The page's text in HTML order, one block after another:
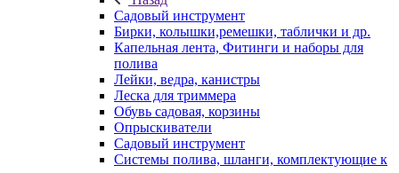
Садовый инструмент
Бирки, колышки,ремешки, таблички и др.
Капельная лента, Фитинги и наборы для
полива
Лейки, ведра, канистры
Леска для триммера
Обувь садовая, корзины
Опрыскиватели
Садовый инструмент
Системы полива, шланги, комплектующие к